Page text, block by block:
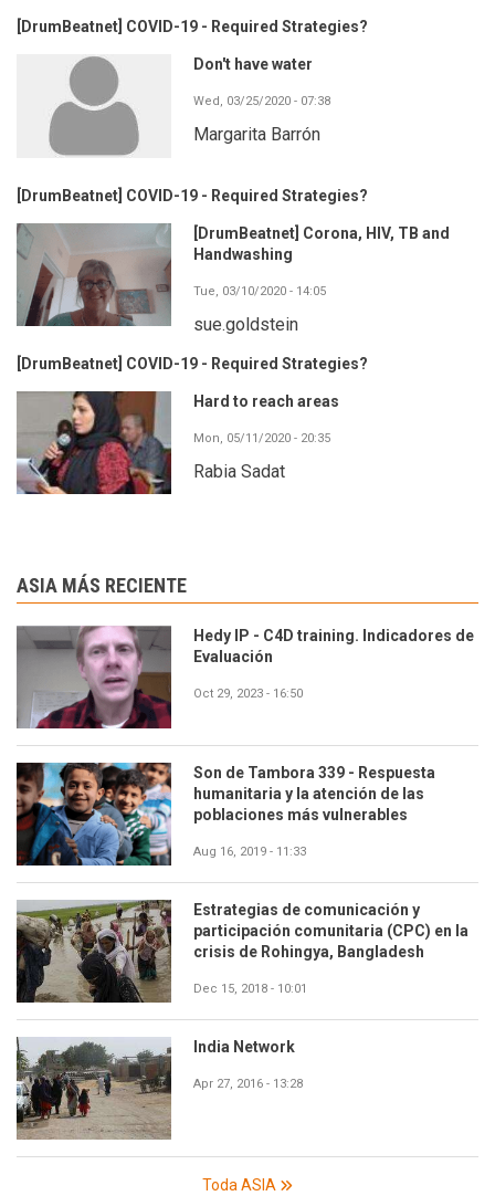
[DrumBeatnet] COVID-19 - Required Strategies?
Don't have water
Wed, 03/25/2020 - 07:38
Margarita Barrón
[DrumBeatnet] COVID-19 - Required Strategies?
[DrumBeatnet] Corona, HIV, TB and
Handwashing
Tue, 03/10/2020 - 14:05
sue.goldstein
[DrumBeatnet] COVID-19 - Required Strategies?
Hard to reach areas
Mon, 05/11/2020 - 20:35
Rabia Sadat
ASIA MÁS RECIENTE
Hedy IP - C4D training. Indicadores de
Evaluación
Oct 29, 2023 - 16:50
Son de Tambora 339 - Respuesta
humanitaria y la atención de las
poblaciones más vulnerables
Aug 16, 2019 - 11:33
Estrategias de comunicación y
participación comunitaria (CPC) en la
crisis de Rohingya, Bangladesh
Dec 15, 2018 - 10:01
India Network
Apr 27, 2016 - 13:28
Toda ASIA